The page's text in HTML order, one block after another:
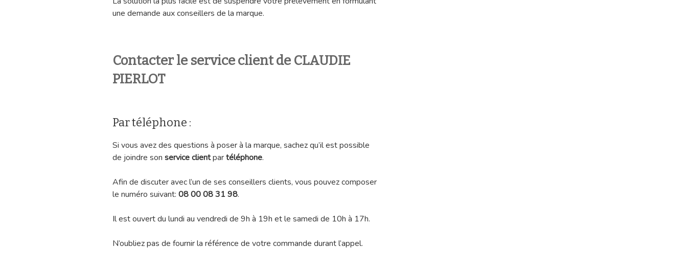
une demande aux conseillers de la marque.
Contacter le service client de CLAUDIE
PIERLOT
Par téléphone :
Si vous avez des questions à poser à la marque, sachez qu’il est possible
de joindre son service clientpartéléphone.
Afin de discuter avec l’un de ses conseillers clients, vous pouvez composer
le numéro suivant: 08 00 08 31 98.
Il est ouvert du lundi au vendredi de 9h à 19h et le samedi de 10h à 17h.
N’oubliez pas de fournir la référence de votre commande durant l’appel.